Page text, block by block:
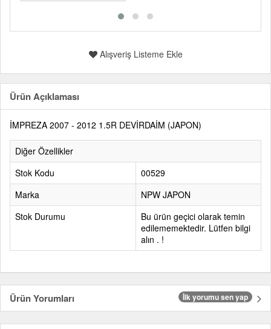
Alışveriş Listeme Ekle
Ürün Açıklaması
İMPREZA 2007 - 2012 1.5R DEVİRDAİM (JAPON)
Diğer Özellikler
Stok Kodu
00529
Marka
NPW JAPON
Stok Durumu
Bu ürün geçici olarak temin
edilememektedir. Lütfen bilgi
alın . !
Ürün Yorumları İlk yorumu sen yap